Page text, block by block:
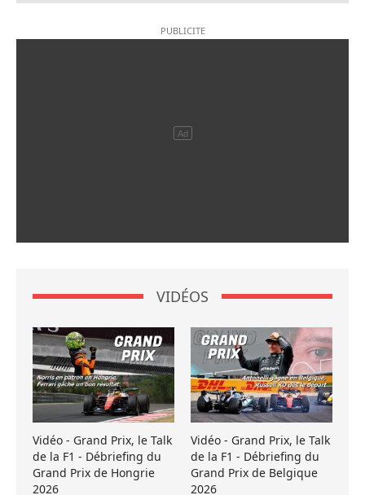
VIDÉOS
Vidéo - Grand Prix, le Talk
de la F1 - Débriefing du
Grand Prix de Hongrie
2026
Vidéo - Grand Prix, le Talk
de la F1 - Débriefing du
Grand Prix de Belgique
2026